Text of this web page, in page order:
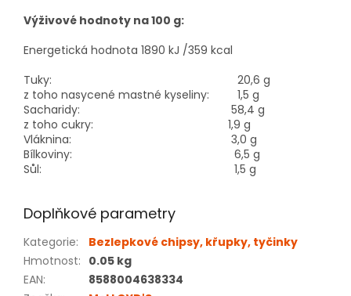
Výživové hodnoty na 100 g:
Energetická hodnota 1890 kJ /359 kcal
Tuky:
20,6 g
z toho nasycené mastné kyseliny:
1,5 g
Sacharidy:
58,4 g
z toho cukry:
1,9 g
Vláknina:
3,0 g
Bílkoviny:
6,5 g
Sůl:
1,5 g
Doplňkové parametry
Kategorie:
Bezlepkové chipsy, křupky, tyčinky
Hmotnost: 0.05 kg
EAN:
8588004638334